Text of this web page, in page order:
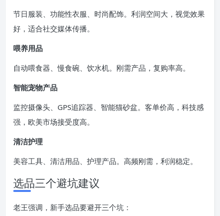
节日服装、功能性衣服、时尚配饰。利润空间大，视觉效果
好，适合社交媒体传播。
喂养用品
自动喂食器、慢食碗、饮水机。刚需产品，复购率高。
智能宠物产品
监控摄像头、GPS追踪器、智能猫砂盆。客单价高，科技感
强，欧美市场接受度高。
清洁护理
美容工具、清洁用品、护理产品。高频刚需，利润稳定。
选品三个避坑建议
老王强调，新手选品要避开三个坑：